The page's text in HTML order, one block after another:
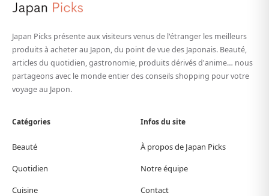
Japan Picks présente aux visiteurs venus de l'étranger les meilleurs
produits à acheter au Japon, du point de vue des Japonais. Beauté,
articles du quotidien, gastronomie, produits dérivés d'anime… nous
partageons avec le monde entier des conseils shopping pour votre
voyage au Japon.
Catégories
Beauté
Quotidien
Cuisine
Infos du site
À propos de Japan Picks
Notre équipe
Contact